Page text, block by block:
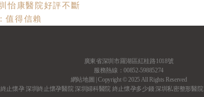
怡康醫院好評不斷
值得信賴
廣東省深圳市羅湖區紅桂路1018號
服務熱線：00852-59885274
網站地圖 | Copyright © 2025 All Rights Reserved
止懷孕深圳終止懷孕醫院深圳婦科醫院 終止懷孕多少錢深圳私密整形醫院